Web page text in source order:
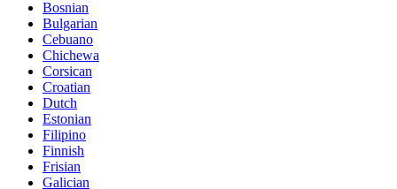
Bosnian
Bulgarian
Cebuano
Chichewa
Corsican
Croatian
Dutch
Estonian
Filipino
Finnish
Frisian
Galician